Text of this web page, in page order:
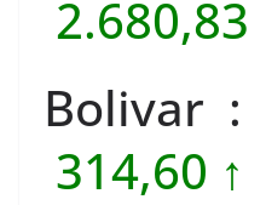
2.680,83
314,60 ↑